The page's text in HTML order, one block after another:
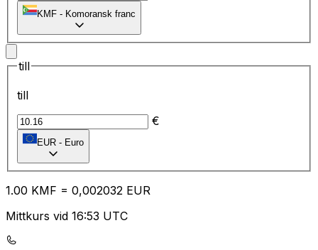
KMF - Komoransk franc
till
till
€
EUR - Euro
1.00 KMF = 0,002032 EUR
Mittkurs vid 16:53 UTC